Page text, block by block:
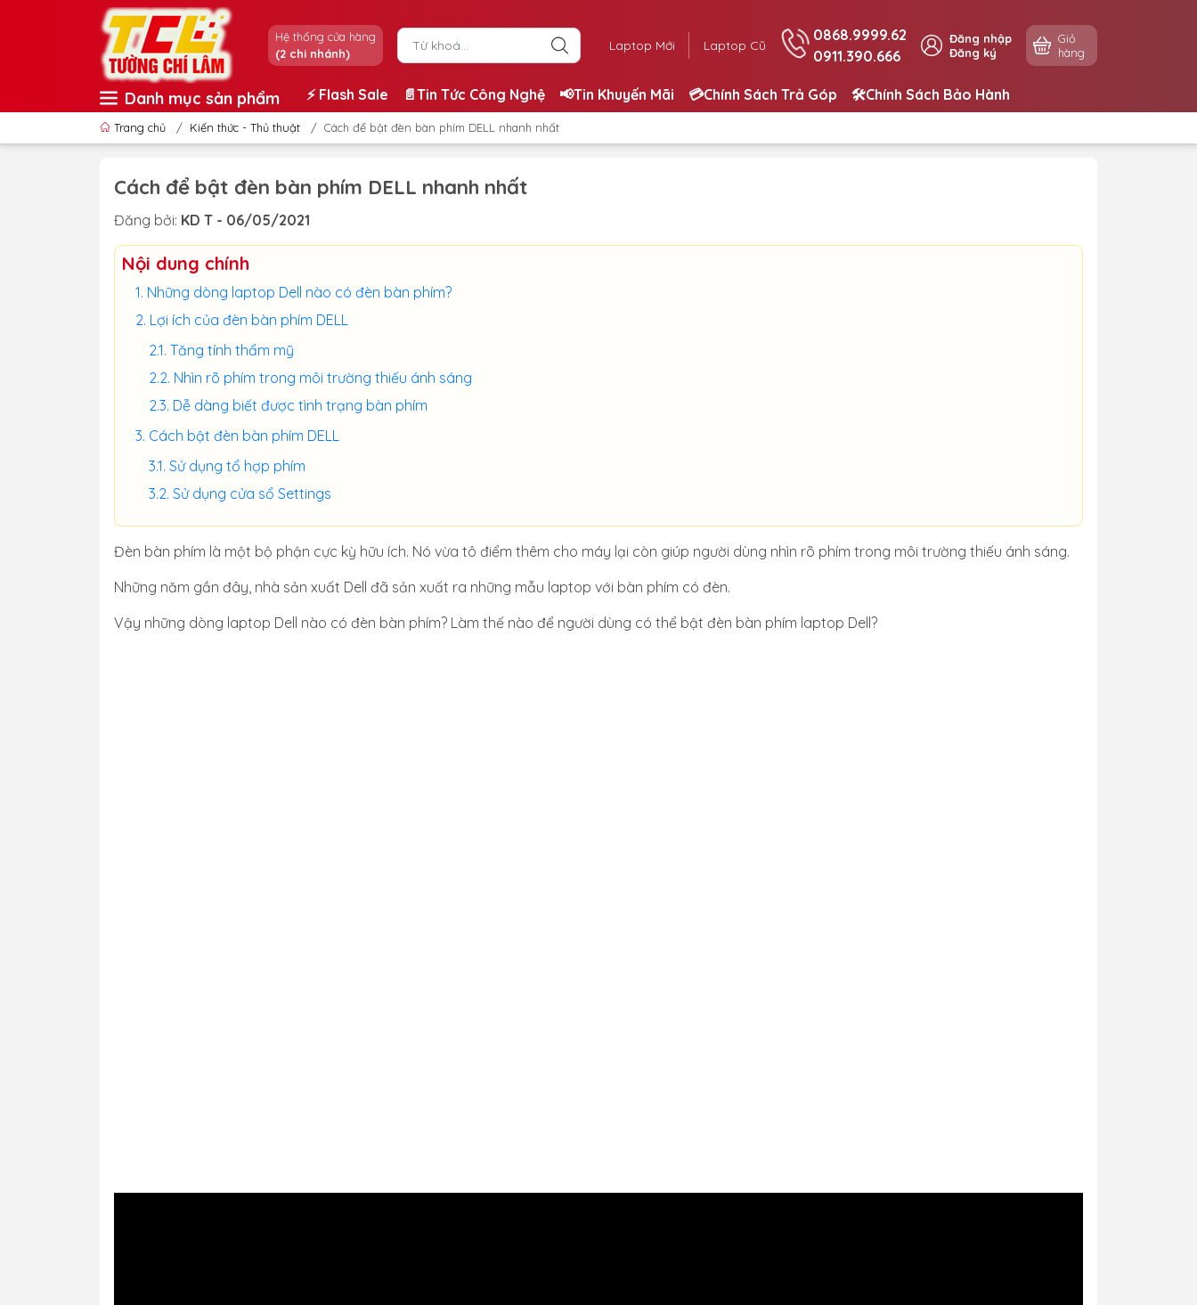
Hệ thống cửa hàng
(2 chi nhánh)
Laptop Mới Laptop Cũ
0868.9999.62
0911.390.666
Đăng nhập
Đăng ký
Giỏ
hàng
Danh mục sản phẩm ⚡️ Flash Sale 📄Tin Tức Công Nghệ 📢Tin Khuyến Mãi 💳Chính Sách Trả Góp 🛠️Chính Sách Bảo Hành
Trang chủ / Kiến thức - Thủ thuật / Cách để bật đèn bàn phím DELL nhanh nhất
Cách để bật đèn bàn phím DELL nhanh nhất
Đăng bởi: KD T - 06/05/2021
Nội dung chính
Những dòng laptop Dell nào có đèn bàn phím?
Lợi ích của đèn bàn phím DELL
Tăng tính thẩm mỹ
Nhìn rõ phím trong môi trường thiếu ánh sáng
Dễ dàng biết được tình trạng bàn phím
Cách bật đèn bàn phím DELL
Sử dụng tổ hợp phím
Sử dụng cửa sổ Settings
Đèn bàn phím là một bộ phận cực kỳ hữu ích. Nó vừa tô điểm thêm cho máy lại còn giúp người dùng nhìn rõ phím trong môi trường thiếu ánh sáng.
Những năm gần đây, nhà sản xuất Dell đã sản xuất ra những mẫu laptop với bàn phím có đèn.
Vậy những dòng laptop Dell nào có đèn bàn phím? Làm thế nào để người dùng có thể bật đèn bàn phím laptop Dell?